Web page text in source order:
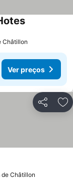
Châtillon
Ver preços
Partilhar
de Châtillon